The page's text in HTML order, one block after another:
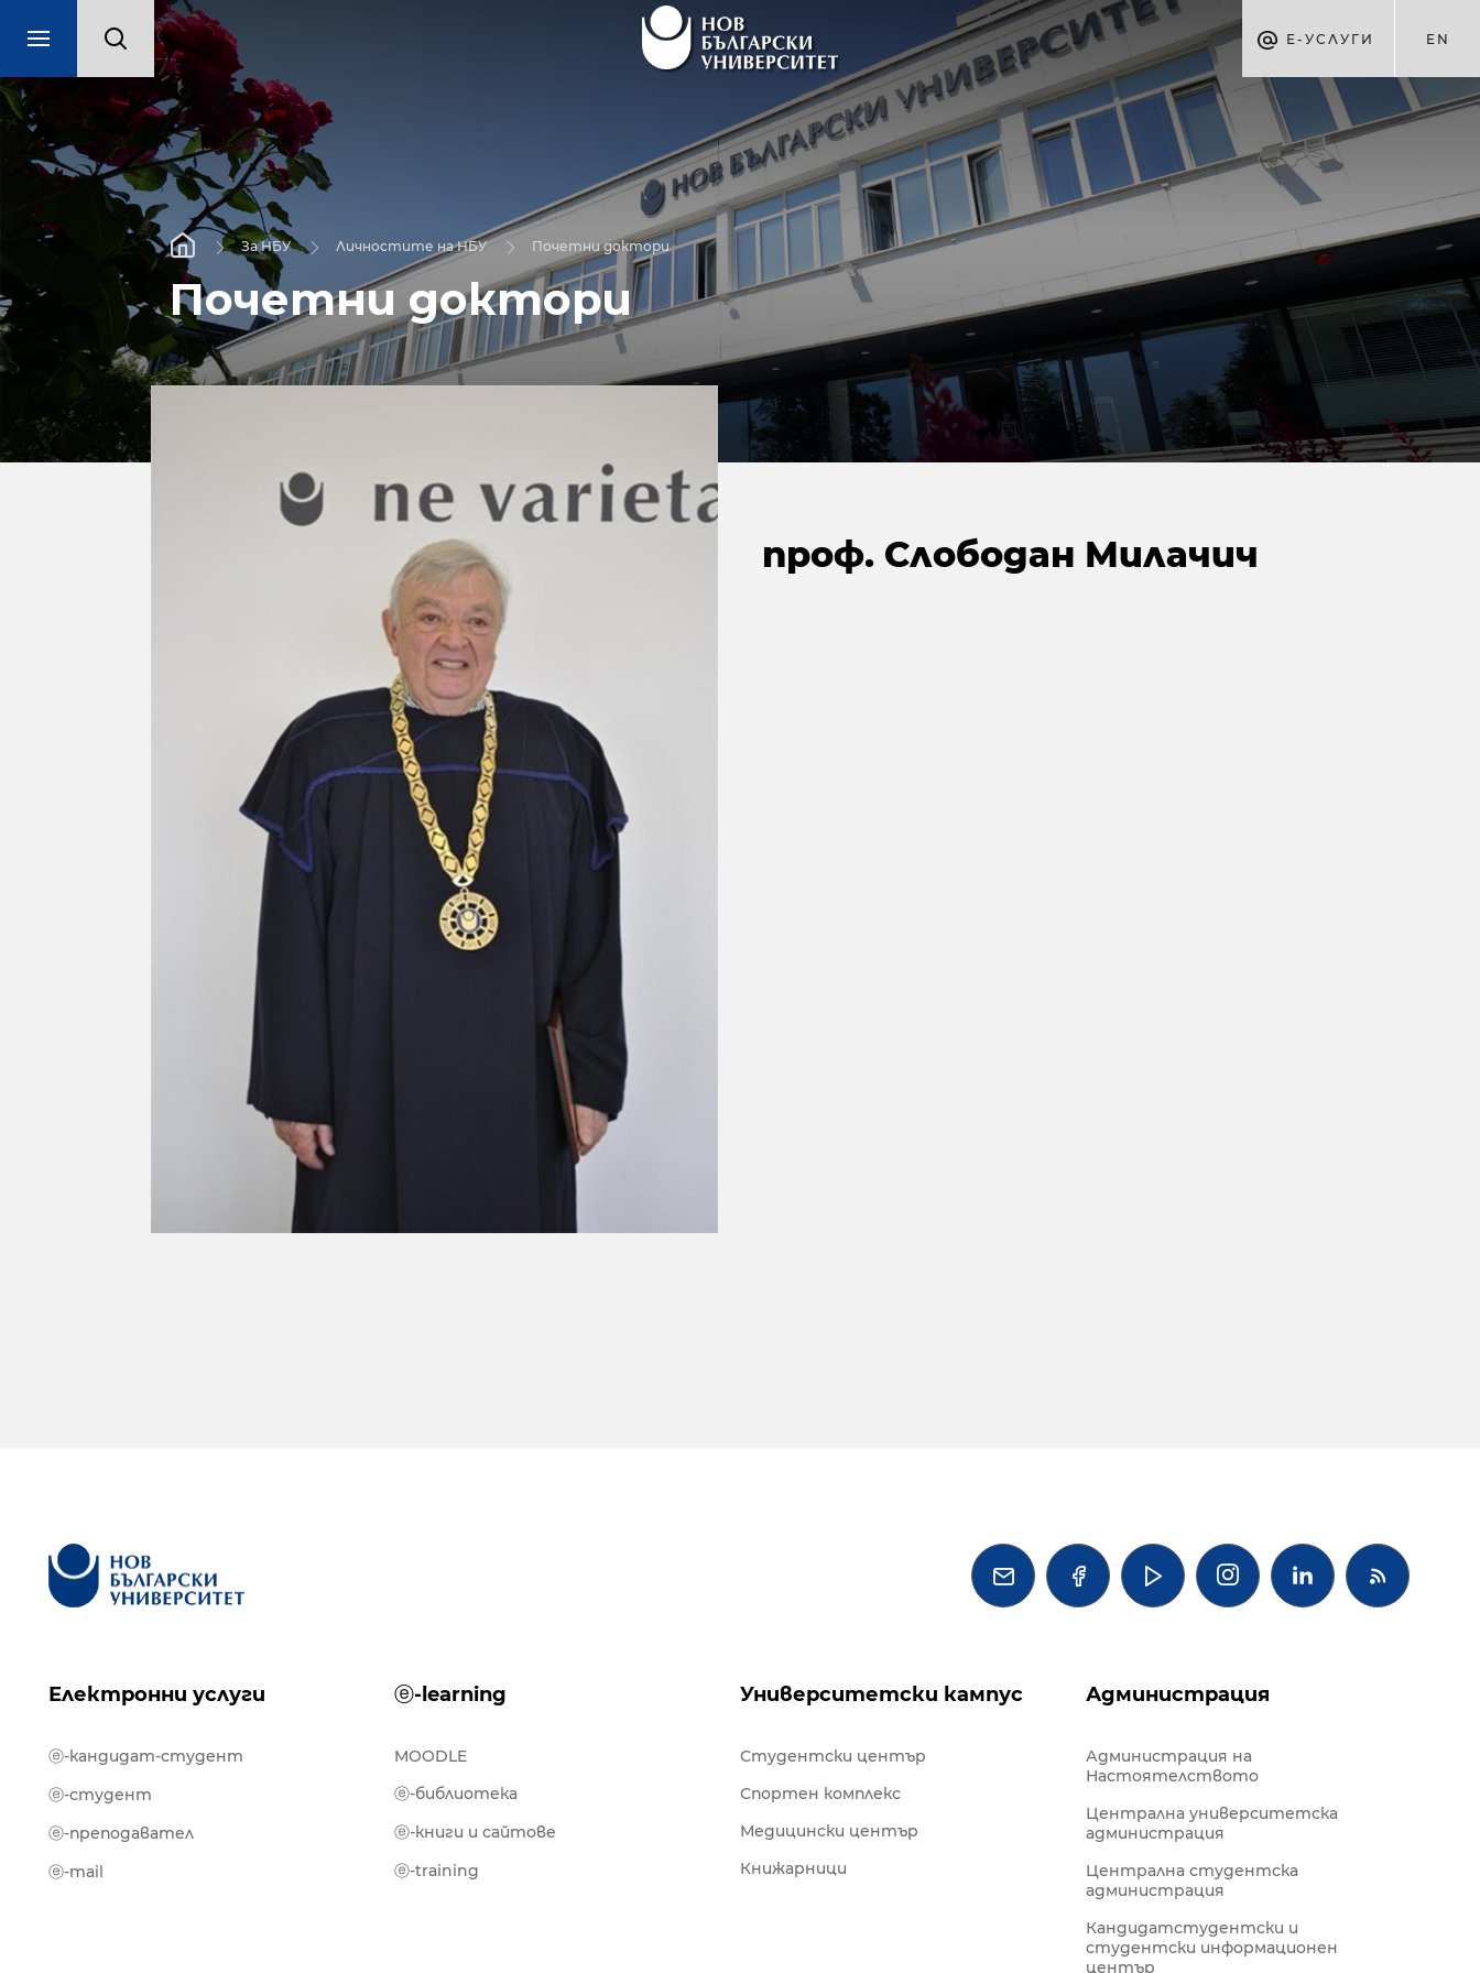
Е-УСЛУГИ EN
За НБУ Личностите на НБУ Почетни доктори
Почетни доктори
проф. Слободан Милачич
   
Електронни услуги ⓔ-learning Университетски кампус Администрация
ⓔ-кандидат-студент
ⓔ-студент
ⓔ-преподавател
ⓔ-mail
MOODLE
ⓔ-библиотека
ⓔ-книги и сайтове
ⓔ-training
Студентски център
Спортен комплекс
Медицински център
Книжарници
Администрация на
Настоятелството
Централна университетска
администрация
Централна студентска
администрация
Кандидатстудентски и
студентски информационен
център